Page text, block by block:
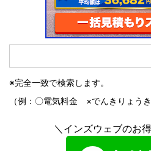
※完全一致で検索します。
（例：〇電気料金 ×でんきりょうき
＼インズウェブのお